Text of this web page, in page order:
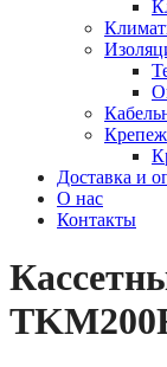
Доставка и
О нас
Контакты